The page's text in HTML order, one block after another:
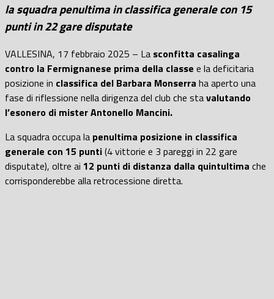
la squadra penultima in classifica generale con 15
punti in 22 gare disputate
VALLESINA, 17 febbraio 2025 – La sconfitta casalinga
contro la Fermignanese prima della classe e la deficitaria
posizione in classifica del Barbara Monserra ha aperto una
fase di riflessione nella dirigenza del club che stavalutando
l’esonero di mister Antonello Mancini.
La squadra occupa la penultima posizione in classifica
generale con 15 punti(4 vittorie e 3 pareggi in 22 gare
disputate), oltre ai 12 punti di distanza dalla quintultima che
corrisponderebbe alla retrocessione diretta.